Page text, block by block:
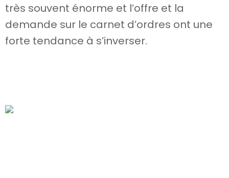
très souvent énorme et l’offre et la
demande sur le carnet d’ordres ont une
forte tendance à s’inverser.